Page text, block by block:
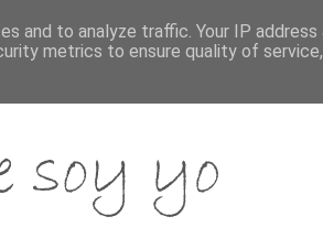
and to analyze traffic. Your IP address
metrics to ensure quality of